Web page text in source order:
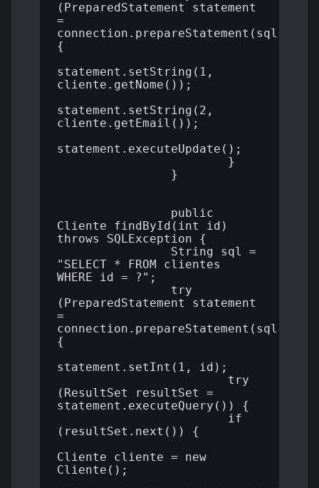
(PreparedStatement statement
=
connection.prepareStatement(sql))
{
statement.setString(1,
cliente.getNome());
statement.setString(2,
cliente.getEmail());
statement.executeUpdate();
Cliente findById(int id)
throws SQLException {
"SELECT * FROM clientes
WHERE id = ?";
(PreparedStatement statement
=
connection.prepareStatement(sql))
{
statement.setInt(1, id);
(ResultSet resultSet =
statement.executeQuery()) {
(resultSet.next()) {
Cliente cliente = new
Cliente();